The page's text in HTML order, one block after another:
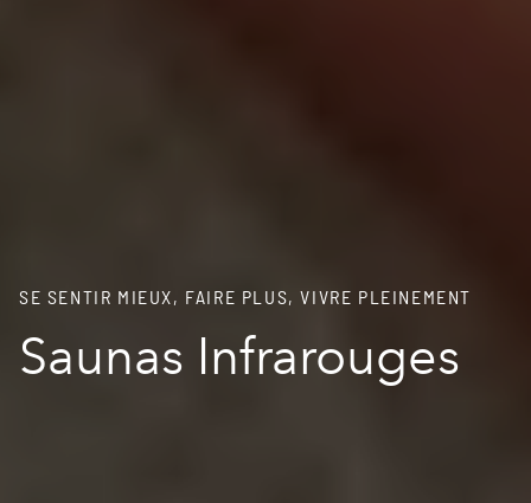
SE SENTIR MIEUX, FAIRE PLUS, VIVRE PLEINEMENT
Saunas Infrarouges